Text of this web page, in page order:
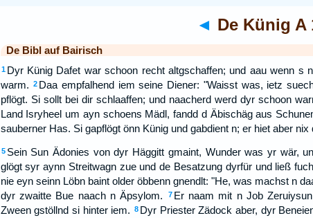
◄ De Künig A
De Bibl auf Bairisch
1 Dyr Künig Dafet war schoon recht altgschaffen; und aau wenn s
warm.
2 Daa empfalhend iem seine Diener: "Waisst was, ietz
pflögt. Si sollt bei dir schlaaffen; und naacherd werd dyr schoon
Land Isryheel um ayn schoens Mädl, fandd d Äbischäg aus
sauberner Has. Si gapflögt önn Künig und gabdient n; er hiet aber nix
5 Sein Sun Ädonies von dyr Häggitt gmaint, Wunder was yr wär,
glögt syr aynn Streitwagn zue und de Besatzung dyrfür und ließ
nie eyn seinn Löbn baint older öbbenn gnendlt: "He, was machst n
dyr zwaitte Bue naach n Äpsylom.
7 Er naam mit n Job
Zween gstöllnd si hinter iem. 8 Dyr Priester Zädock aber, dyr